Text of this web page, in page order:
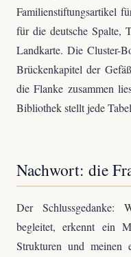
Familienstiftungsartikel
für die deutsche Spalte,
Landkarte. Die Cluster-
Brückenkapitel der
die Flanke zusammen
Bibliothek stellt jede
Nachwort: die
Der Schlussgedanke:
begleitet, erkennt ein
Strukturen und meinen